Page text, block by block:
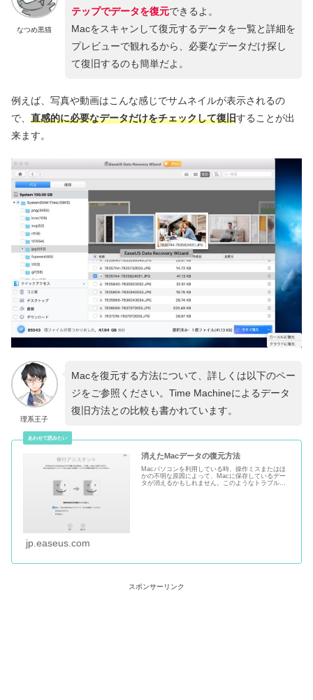
なつめ黒猫
テップでデータを復元できるよ。
Macをスキャンして復元するデータを一覧と詳細を
プレビューで観れるから、必要なデータだけ探し
て復旧するのも簡単だよ。
例えば、写真や動画はこんな感じでサムネイルが表示されるの
で、 直感的に必要なデータだけをチェックして復旧することが出
来ます。
理系王子
Macを復元する方法について、詳しくは以下のペー
ジをご参照ください。Time Machineによるデータ
復旧方法との比較も書かれています。
消えたMacデータの復元方法
Macパソコンを利用している時、操作ミスまたはほ
かの不明な原因によって、Macに保存しているデー
タが消えるかもしれません。このようなトラブルに
jp.easeus.com
スポンサーリンク